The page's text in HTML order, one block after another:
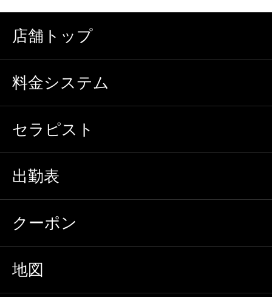
店舗トップ
料金システム
セラピスト
出勤表
クーポン
地図